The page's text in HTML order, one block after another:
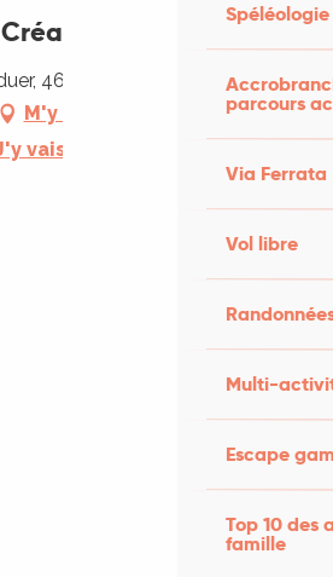
Spéléologie
parcours
Via Ferrata
Vol libre
Multi-
Escape
Top 10 des
famille
46160 Saint-Pierre-Toirac
M'y rendre
vais en train !